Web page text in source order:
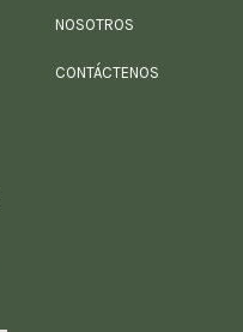
NOSOTROS
CONTÁCTENOS